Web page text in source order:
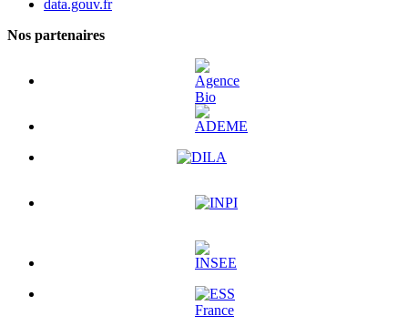
data.gouv.fr
Nos partenaires